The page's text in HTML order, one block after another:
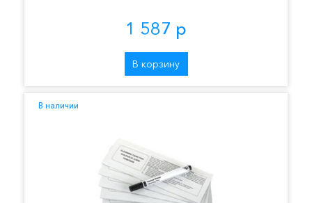
1 587 р
В корзину
В наличии